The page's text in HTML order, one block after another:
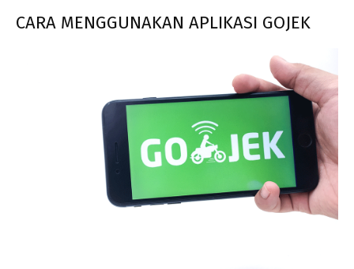
CARA MENGGUNAKAN APLIKASI GOJEK